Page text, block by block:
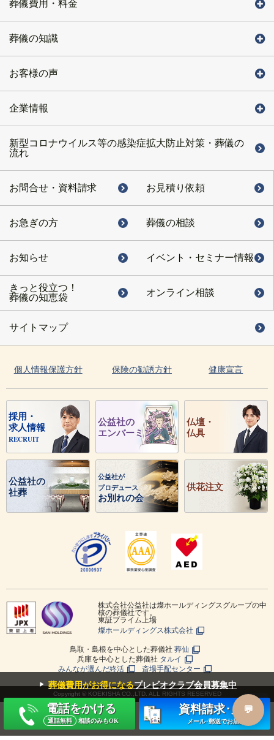
葬儀費用・料金
葬儀の知識
お客様の声
企業情報
新型コロナウイルス等の感染症拡大防止対策・葬儀の
流れ
お問合せ・ 資料請求 お見積り依頼
お急ぎの方 葬儀の相談
お知らせ イベント・ セミナー情報
きっと役立つ！
葬儀の知恵袋
オンライン相談
サイトマップ
個人情報保護方針 保険の勧誘方針 健康宣言
採用・
求人情報
RECRUIT
公益社の
エンバーミング
仏壇・
仏具
公益社の
社葬
公益社が
プロデュース
お別れの会
供花注文
株式会社公益社は燦ホールディングスグループの中
核の葬儀社です。
東証プライム上場
燦ホールディングス株式会社
鳥取・島根を中心とした葬儀社 葬仙
兵庫を中心とした葬儀社 タルイ
みんなが選んだ終活
斎場手配センター
Copyright © KOEKISHA CO.,LTD. ALL RIGHTS RESERVED
▼葬儀費用がお得になるプレビオクラブ会員募集中
電話をかける
通話無料 相談のみもOK
資料請求･見積
メール･郵送でお届け